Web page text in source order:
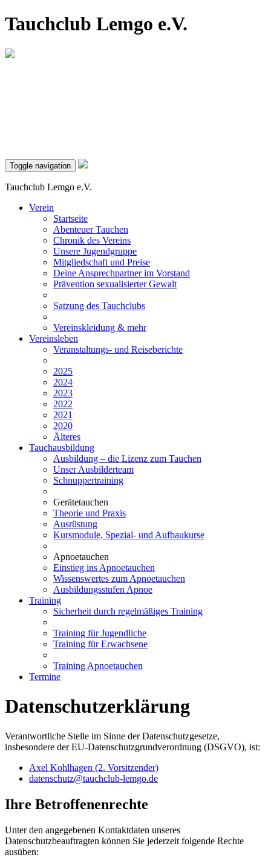
Tauchclub Lemgo e.V.
Toggle navigation
Tauchclub Lemgo e.V.
Verein
Startseite
Abenteuer Tauchen
Chronik des Vereins
Unsere Jugendgruppe
Mitgliedschaft und Preise
Deine Ansprechpartner im Vorstand
Prävention sexualisierter Gewalt
Satzung des Tauchclubs
Vereinskleidung & mehr
Vereinsleben
Veranstaltungs- und Reiseberichte
2025
2024
2023
2022
2021
2020
Älteres
Tauchausbildung
Ausbildung – die Lizenz zum Tauchen
Unser Ausbilderteam
Schnuppertraining
Gerätetauchen
Theorie und Praxis
Ausrüstung
Kursmodule, Spezial- und Aufbaukurse
Apnoetauchen
Einstieg ins Apnoetauchen
Wissenswertes zum Apnoetauchen
Ausbildungsstufen Apnoe
Training
Sicherheit durch regelmäßiges Training
Training für Jugendliche
Training für Erwachsene
Training Apnoetauchen
Termine
Datenschutzerklärung
Verantwortliche Stelle im Sinne der Datenschutzgesetze,
insbesondere der EU-Datenschutzgrundverordnung (DSGVO), ist:
Axel Kohlhagen (2. Vorsitzender)
datenschutz@tauchclub-lemgo.de
Ihre Betroffenenrechte
Unter den angegebenen Kontaktdaten unseres
Datenschutzbeauftragten können Sie jederzeit folgende Rechte
ausüben: